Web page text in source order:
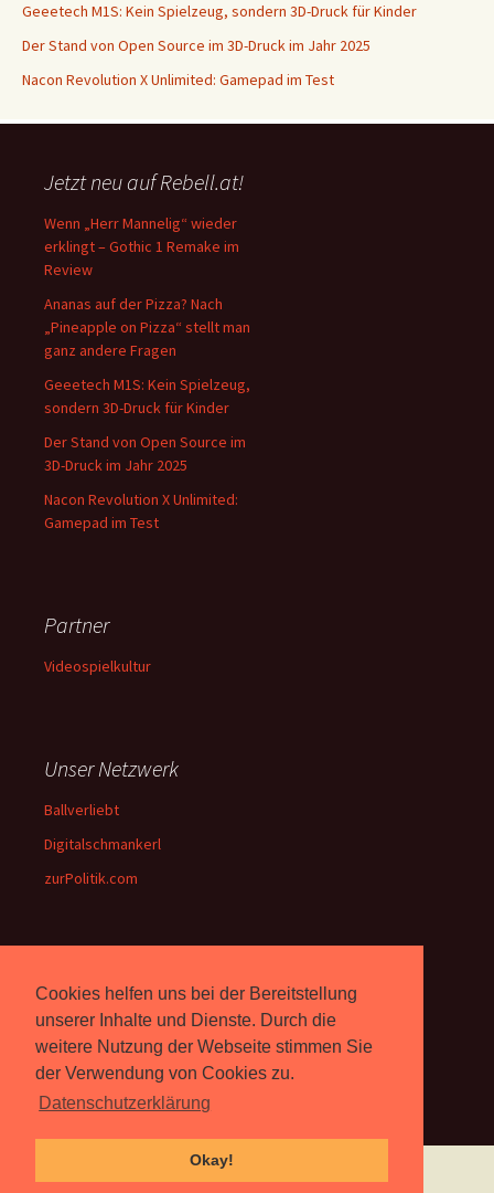
Cookies helfen uns bei der Bereitstellung
unserer Inhalte und Dienste. Durch die
weitere Nutzung der Webseite stimmen Sie
der Verwendung von Cookies zu.
Datenschutzerklärung
Okay!
Geeetech M1S: Kein Spielzeug, sondern 3D-Druck für Kinder
Der Stand von Open Source im 3D-Druck im Jahr 2025
Nacon Revolution X Unlimited: Gamepad im Test
Jetzt neu auf Rebell.at!
Wenn „Herr Mannelig“ wieder
erklingt – Gothic 1 Remake im
Review
Ananas auf der Pizza? Nach
„Pineapple on Pizza“ stellt man
ganz andere Fragen
Geeetech M1S: Kein Spielzeug,
sondern 3D-Druck für Kinder
Der Stand von Open Source im
3D-Druck im Jahr 2025
Nacon Revolution X Unlimited:
Gamepad im Test
Partner
Videospielkultur
Unser Netzwerk
Ballverliebt
Digitalschmankerl
zurPolitik.com
Über Uns
Rebell.atberichtet seit 2003
unabhängig über Computer-
und Videospiele. (
Impressum )